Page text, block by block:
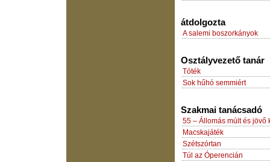
átdolgozta
A salemi boszorkányok
Osztályvezető tanár
Tóték
Sok hűhó semmiért
Szakmai tanácsadó
55 – Állomás múlt és jövő
Macskajáték
Szétszórtan
Túl az Óperencián